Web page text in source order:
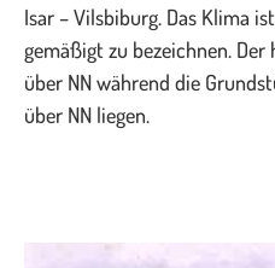
Isar – Vilsbiburg. Das Klima
gemäßigt zu bezeichnen.
über NN während die
über NN liegen.